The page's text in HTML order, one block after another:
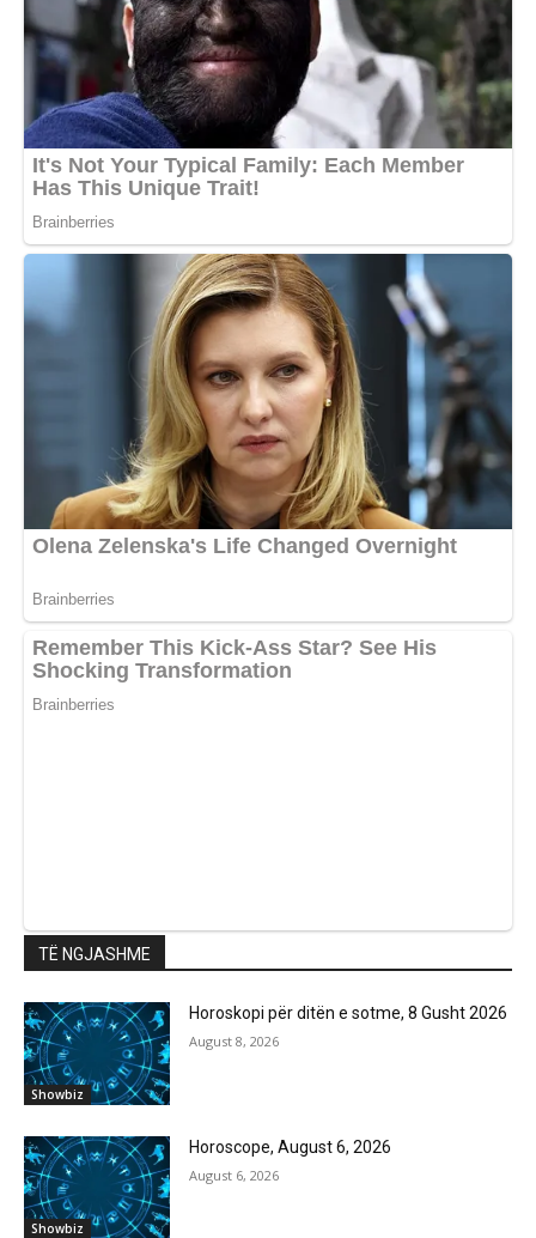
TË NGJASHME
Showbiz
Horoskopi për ditën e sotme, 8 Gusht 2026
August 8, 2026
Showbiz
Horoscope, August 6, 2026
August 6, 2026